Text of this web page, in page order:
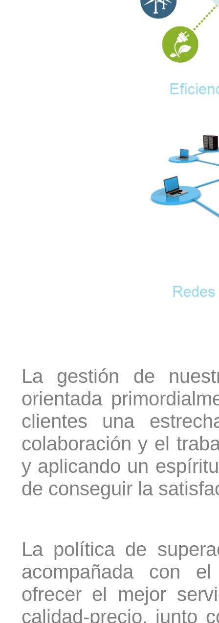
La gestión de
orientada
clientes una
colaboración y el
y aplicando un
de conseguir la
La política de
acompañada con
ofrecer el mejor
calidad-precio, junto